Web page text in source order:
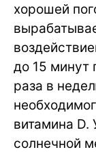
хорошей
до 15 минут
раза в
витамина
солнечной